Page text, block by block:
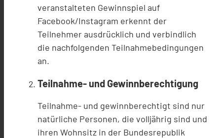
veranstalteten Gewinnspiel auf
Facebook/Instagram erkennt der
Teilnehmer ausdrücklich und verbindlich
die nachfolgenden Teilnahmebedingungen
an.
Teilnahme- und Gewinnberechtigung
Teilnahme- und gewinnberechtigt sind nur
natürliche Personen, die volljährig sind und
ihren Wohnsitz in der Bundesrepublik